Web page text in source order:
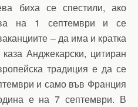
биха се спестили, ако
на 1 септември и се
– да има и кратка
Анджекарски, цитиран
традиция е да се
и само във Франция
е на 7 септември. В